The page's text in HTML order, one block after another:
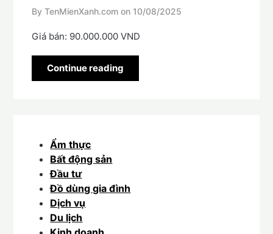
By TenMienXanh.com on 10/08/2025
Giá bán: 90.000.000 VND
Continue reading
Ẩm thực
Bất động sản
Đầu tư
Đồ dùng gia đình
Dịch vụ
Du lịch